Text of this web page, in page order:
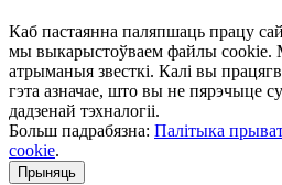
Каб пастаянна паляпшаць працу
мы выкарыстоўваем файлы cookie.
атрыманыя звесткі. Калі вы
гэта азначае, што вы не пярэчыце
дадзенай тэхналогіі.
Больш падрабязна: Палітыка
cookie.
Прыняць